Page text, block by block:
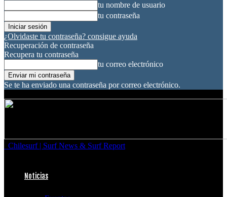
tu nombre de usuario
tu contraseña
¿Olvidaste tu contraseña? consigue ayuda
Recuperación de contraseña
Recupera tu contraseña
tu correo electrónico
Se te ha enviado una contraseña por correo electrónico.
Chilesurf | Surf News & Surf Report
Noticias